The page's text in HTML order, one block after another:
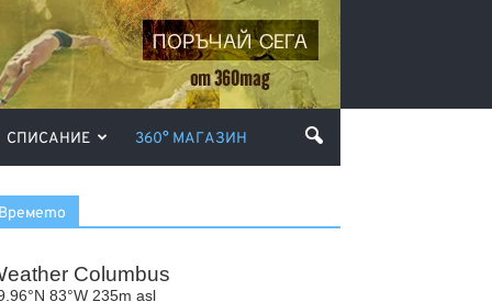
СПИСАНИЕ 360° МАГАЗИН